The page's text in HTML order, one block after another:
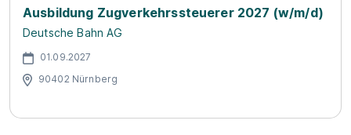
Ausbildung Zugverkehrssteuerer 2027 (w/m/d)
Deutsche Bahn AG
01.09.2027
90402 Nürnberg